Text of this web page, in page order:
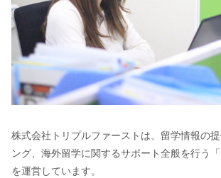
株式会社トリプルファーストは、留学情報の
ング、海外留学に関するサポート全般を行う「
を運営しています。